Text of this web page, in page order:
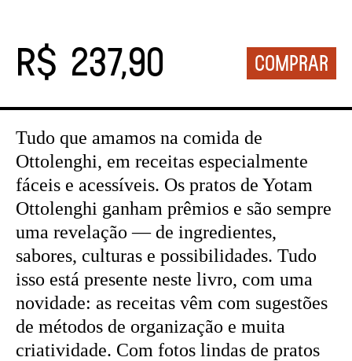
R$ 237,90
Tudo que amamos na comida de
Ottolenghi, em receitas especialmente
fáceis e acessíveis. Os pratos de Yotam
Ottolenghi ganham prêmios e são sempre
uma revelação — de ingredientes,
sabores, culturas e possibilidades. Tudo
isso está presente neste livro, com uma
novidade: as receitas vêm com sugestões
de métodos de organização e muita
criatividade. Com fotos lindas de pratos